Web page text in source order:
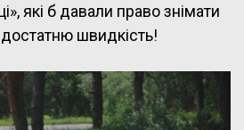
які б давали право знімати
швидкість!